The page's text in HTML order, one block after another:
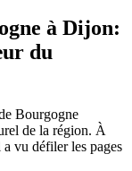
à Dijon:
du
Bourgogne
de la région. À
vu défiler les pages